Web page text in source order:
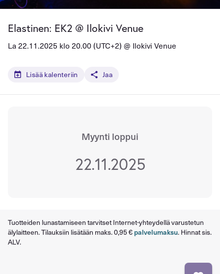
Elastinen: EK2 @ Ilokivi Venue
La 22.11.2025 klo 20.00 (UTC+2) @ Ilokivi Venue
Lisää kalenteriin Jaa
Myynti loppui
22.11.2025
Tuotteiden lunastamiseen tarvitset Internet-yhteydellä varustetun
älylaitteen. Tilauksiin lisätään maks. 0,95 €palvelumaksu. Hinnat sis.
ALV.